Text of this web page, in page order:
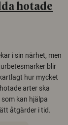
hotade
i sin närhet, men
blir
hur mycket
arter ska
kan hjälpa
åtgärder i tid.